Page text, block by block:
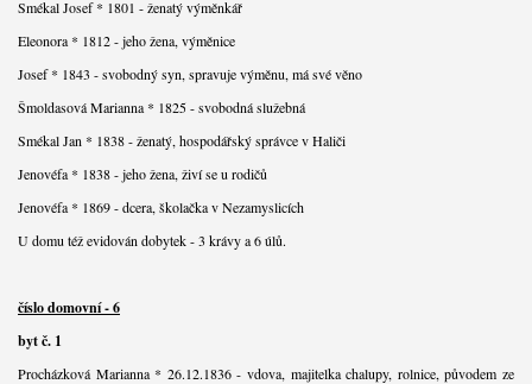
Smékal Josef * 1801 - ženatý výměnkář
Eleonora * 1812 - jeho žena, výměnice
Josef * 1843 - svobodný syn, spravuje výměnu, má své věno
Šmoldasová Marianna * 1825 - svobodná služebná
Smékal Jan * 1838 - ženatý, hospodářský správce v Haliči
Jenovéfa * 1838 - jeho žena, živí se u rodičů
Jenovéfa * 1869 - dcera, školačka v Nezamyslicích
U domu též evidován dobytek - 3 krávy a 6 úlů.
číslo domovní - 6
byt č. 1
Procházková Marianna * 26.12.1836 - vdova, majitelka chalupy, rolnice, původem ze